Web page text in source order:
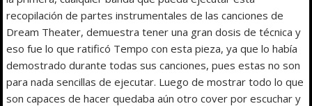
recopilación de partes instrumentales de las canciones de
Dream Theater, demuestra tener una gran dosis de técnica y
eso fue lo que ratificó Tempo con esta pieza, ya que lo había
demostrado durante todas sus canciones, pues estas no son
para nada sencillas de ejecutar. Luego de mostrar todo lo que
son capaces de hacer quedaba aún otro cover por escuchar y